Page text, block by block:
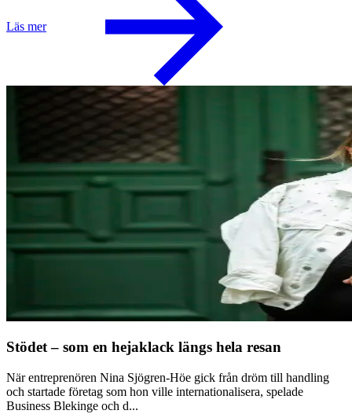
Läs mer
Stödet – som en hejaklack längs hela resan
När entreprenören Nina Sjögren-Höe gick från dröm till handling
och startade företag som hon ville internationalisera, spelade
Business Blekinge och d...